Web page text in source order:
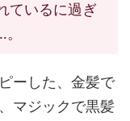
ているに過ぎ
ーした、金髪で
マジックで黒髪